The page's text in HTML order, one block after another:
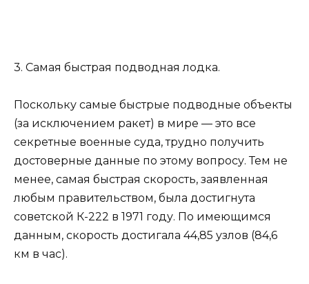
3. Самая быстрая подводная лодка.
Поскольку самые быстрые подводные объекты
(за исключением ракет) в мире — это все
секретные военные суда, трудно получить
достоверные данные по этому вопросу. Тем не
менее, самая быстрая скорость, заявленная
любым правительством, была достигнута
советской К-222 в 1971 году. По имеющимся
данным, скорость достигала 44,85 узлов (84,6
км в час).